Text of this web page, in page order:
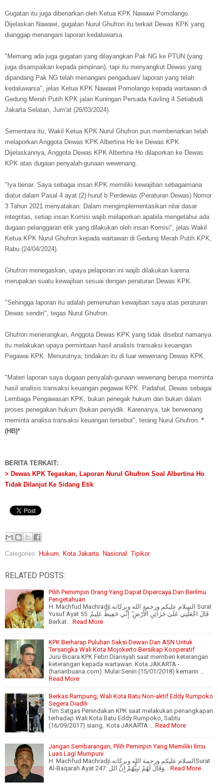
Gugatan itu juga dibenarkan oleh Ketua KPK Nawawi Pomolango.
Dijelaskan Nawawi, gugatan Nurul Ghufron itu terkait Dewas KPK yang
dianggap menangani laporan kedaluwarsa.
"Memang ada juga gugatan yang dilayangkan Pak NG ke PTUN (yang
juga disampaikan kepada pimpinan), tapi itu menyangkut Dewas yang
dipandang Pak NG telah menangani pengaduan/ laporan yang telah
kedaluwarsa", jelas Ketua KPK Nawawi Pomolango kepada wartawan di
Gedung Merah Putih KPK jalan Kuningan Persada Kavling 4 Setiabudi
Jakarta Selatan, Jum'at (26/03/2024).
Sementara itu, Wakil Ketua KPK Nurul Ghufron pun membenarkan telah
melaporkan Anggota Dewas KPK Albertina Ho ke Dewas KPK.
Dijelaskannya, Anggota Dewas KPK Albertina Ho dilaporkan ke Dewas
KPK atas dugaan penyalah-gunaan wewenang.
"Iya benar. Saya sebagai insan KPK memiliki kewajiban sebagaimana
diatur dalam Pasal 4 ayat (2) huruf b Perdewas (Peraturan Dewas) Nomor
3 Tahun 2021 menyatakan: Dalam mengimplementasikan nilai dasar
integritas, setiap insan Komisi wajib melaporkan apabila mengetahui ada
dugaan pelanggaran etik yang dilakukan oleh insan Komisi", jelas Wakil
Ketua KPK Nurul Ghufron kepada wartawan di Gedung Merah Putih KPK,
Rabu (24/04/2024).
Ghufron menegaskan, upaya pelaporan ini wajib dilakukan karena
merupakan suatu kewajiban sesuai dengan peraturan Dewas KPK.
"Sehingga laporan itu adalah pemenuhan kewajiban saya atas peraturan
Dewas sendiri", tegas Nurul Ghufron.
Ghufron menerangkan, Anggota Dewas KPK yang tidak disebut namanya
itu melakukan upaya permintaan hasil analisis transaksi keuangan
Pegawai KPK. Menurutnya, tindakan itu di luar wewenang Dewas KPK.
"Materi laporan saya dugaan penyalah-gunaan wewenang berupa meminta
hasil analisis transaksi keuangan pegawai KPK. Padahal, Dewas sebagai
Lembaga Pengawasan KPK, bukan penegak hukum dan bukan dalam
proses penegakan hukum (bukan penyidik. Karenanya, tak berwenang
meminta analisa transaksi keuangan tersebut", terang Nurul Ghufron. *
(HB)*
BERITA TERKAIT:
> Dewas KPK Tegaskan, Laporan Nurul Ghufron Soal Albertina Ho
Tidak Dilanjut Ke Sidang Etik
Categories: Hukum, Kota Jakarta, Nasional , Tipikor
RELATED POSTS:
Pilih Pemimpin Orang Yang Dapat Dipercaya Dan Berilmu
Pengetahuan
H. Machfud Machradji.السلام عليكم ورحمة الله وبركاته Surat
Yusuf Ayat 55: قَالَ اجْعَلْنِي عَلَىٰ خَزَائِنِ الْأَرْضِ ۖ إِنِّي حَفِيظٌ عَلِيمٌ
Berkat… Read More
KPK Berharap Puluhan Saksi Dewan Dan ASN Untuk
Tersangka Wali Kota Mojokerto Bersikap Kooperatif
Juru Bicara KPK Febri Diansyah saat memberi keterangan
keterangan kepada wartawan. Kota JAKARTA -
(harianbuana.com). Mulai Senin (15/01/2018) kemarin …
Read More
Berkas Rampung, Wali Kota Batu Non-aktif Eddy Rumpoko
Segera Diadili
Tim Satgas Penindakan KPK saat melakukan penangkapan
terhadap Wali Kota Batu Eddy Rumpoko, Sabtu
(16/09/2017) siang, Kota JAKARTA … Read More
Jangan Sembarangan, Pilih Peminpin Yang Memiliki Ilmu
Luas Lagi Mumpuni
H. Machfud Machradji.السلام عليكم ورحمة الله وبركاتهSurat
Al-Baqarah Ayat 247: وَقَالَ لَهُمْ نَبِيُّهُمْ إِنَّ الل… Read More